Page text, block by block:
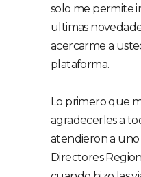
solo me permite
ultimas
acercarme a
plataforma.
Lo primero que
agradecerles a
atendieron a
Directores